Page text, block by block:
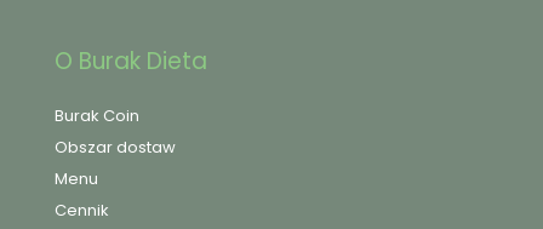
O Burak Dieta
Burak Coin
Obszar dostaw
Menu
Cennik